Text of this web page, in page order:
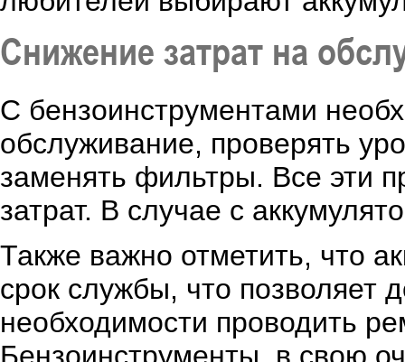
Снижение затрат на
С бензоинструментами
обслуживание, проверять
заменять фильтры. Все эти
затрат. В случае с
Также важно отметить, что
срок службы, что позволяет
необходимости проводить